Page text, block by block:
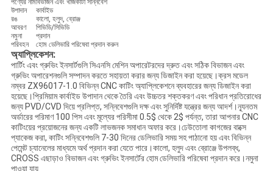
পণ্যের নামবিভাজন এবং খাঁজকাটা সন্নিবেশ
উপাদান
কার্বাইড
রঙ
কালো, হলুদ, ব্রোঞ্জ
আবরণ
পিভিডি/সিভিডি
নমুনা
প্রদান
পরিবহন
হোম ডেলিভারি পরিষেবা প্রদান করুন
অ্যাপ্লিকেশন:
পার্টিং এবং গ্রুভিং ইনসার্টগুলি সিএনসি মেশিন অপারেটরদের দ্রুত এবং সঠিক বিভাজন এবং
গ্রুভিং অপারেশনগুলি সম্পাদন করতে সহায়তা করার জন্য ডিজাইন করা হয়েছে।ক্রস মডেল
নম্বর ZX96017-1.0 বিভিন্ন CNC কাটিং অ্যাপ্লিকেশনে ব্যবহারের জন্য ডিজাইন করা
হয়েছে।প্রিমিয়াম কার্বাইড উপাদান থেকে তৈরি এবং উচ্চতর শক্তকরণ এবং পরিধান প্রতিরোধের
জন্য PVD/CVD দিয়ে প্রলিপ্ত, সন্নিবেশগুলি দক্ষ এবং সুনির্দিষ্ট যন্ত্রের জন্য আদর্শ।ন্যূনতম
অর্ডারের পরিমাণ 100 পিস এবং মূল্যের পরিসীমা 0.5$ থেকে 2$ পর্যন্ত, তারা আপনার CNC
কাটিংয়ের প্রয়োজনের জন্য একটি লাভজনক সমাধান অফার করে।ঢেউতোলা কাগজের বাক্সে
প্যাকেজ করা, কাটিং সন্নিবেশগুলি 7-30 দিনের ডেলিভারি সময় সহ পাঠানো হয় এবং বিভিন্ন
পেমেন্ট চ্যানেলের মাধ্যমে অর্থ প্রদান করা যেতে পারে।কালো, হলুদ এবং ব্রোঞ্জে উপলব্ধ,
CROSS এছাড়াও বিভাজন এবং গ্রুভিং ইনসার্টের হোম ডেলিভারি পরিষেবা প্রদান করে।নমুনা
পাওয়া যায়.